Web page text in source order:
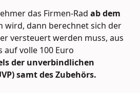
das Firmen-Rad ab dem
wird, dann berechnet sich der
versteuert werden muss, aus
auf volle 100 Euro
der unverbindlichen
samt des Zubehörs.